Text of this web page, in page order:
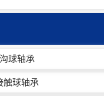
球轴承
触球轴承